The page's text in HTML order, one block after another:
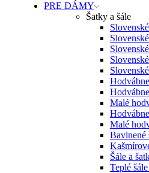
PRE DÁMY
Šatky a šále
Malé
Malé
Bavlnené
Šále a
Teplé